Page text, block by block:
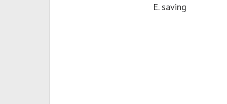
E. saving